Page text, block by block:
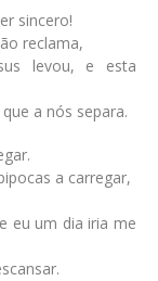
sincero!
reclama,
levou, e esta
a nós separa.
a carregar,
eu um dia iria me